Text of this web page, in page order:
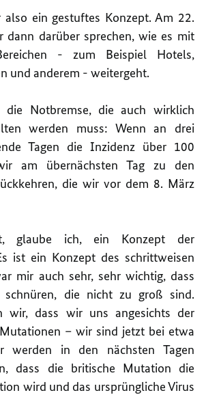
ein gestuftes Konzept. Am 22.
dann darüber sprechen, wie es mit
- zum Beispiel Hotels,
und anderem - weitergeht.
Notbremse, die auch wirklich
werden muss: Wenn an drei
Tagen die Inzidenz über 100
am übernächsten Tag zu den
die wir vor dem 8. März
glaube ich, ein Konzept der
ist ein Konzept des schrittweisen
mir auch sehr, sehr wichtig, dass
die nicht zu groß sind.
wir, dass wir uns angesichts der
– wir sind jetzt bei etwa
werden in den nächsten Tagen
dass die britische Mutation die
wird und das ursprüngliche Virus